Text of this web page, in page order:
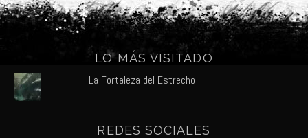
LO MÁS VISITADO
La Fortaleza del Estrecho
REDES SOCIALES